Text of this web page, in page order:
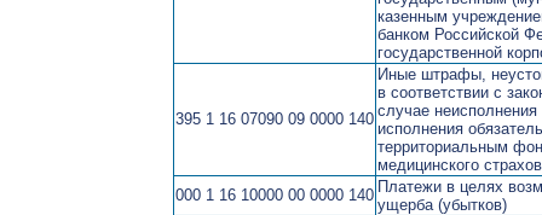
казенным
банком Российской
государственной
395 1 16 07090 09 0000 140
Иные штрафы,
в соответствии с
случае
исполнения
территориальным
медицинского
000 1 16 10000 00 0000 140 Платежи в целях
ущерба (убытков)